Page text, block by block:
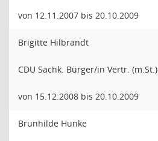
von 12.11.2007 bis 20.10.2009
Brigitte Hilbrandt
CDU Sachk. Bürger/in Vertr. (m.St.)
von 15.12.2008 bis 20.10.2009
Brunhilde Hunke